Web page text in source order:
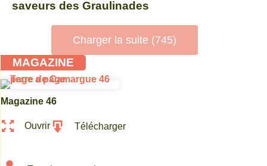
saveurs des Graulinades
Charger la suite (745)
MAGAZINE
Magazine 46
Ouvrir Télécharger